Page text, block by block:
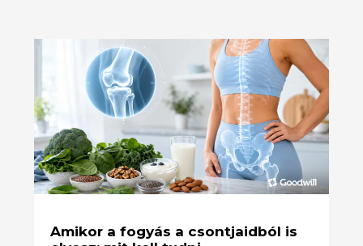
Amikor a fogyás a csontjaidból is